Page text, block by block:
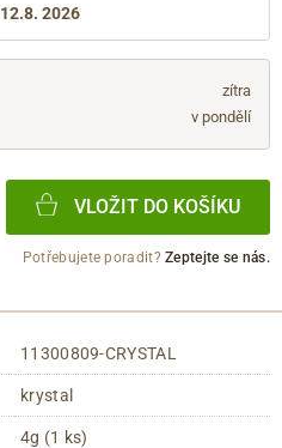
12.8. 2026
zítra
v pondělí
VLOŽIT DO KOŠÍKU
Potřebujete poradit?Zeptejte se nás.
11300809-CRYSTAL
krystal
4g (1 ks)